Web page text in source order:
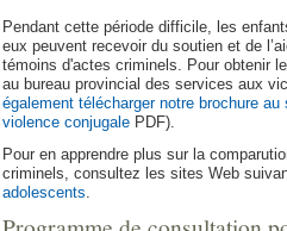
Pendant cette période difficile, les
eux peuvent recevoir du soutien et de
témoins d'actes criminels. Pour obtenir
au bureau provincial des services aux
également télécharger notre brochure
violence conjugale PDF).
Pour en apprendre plus sur la
criminels, consultez les sites Web
adolescents